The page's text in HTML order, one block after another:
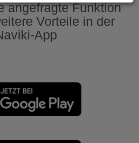
angefragte Funktion
Vorteile in der
App